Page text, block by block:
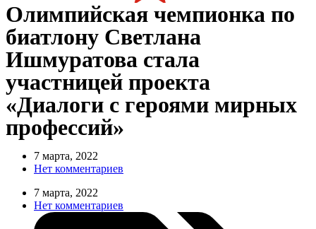
Олимпийская чемпионка по
биатлону Светлана
Ишмуратова стала
участницей проекта
«Диалоги с героями мирных
профессий»
7 марта, 2022
Нет комментариев
7 марта, 2022
Нет комментариев